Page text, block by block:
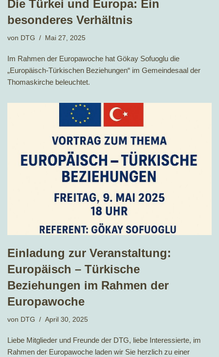
Die Türkei und Europa: Ein
besonderes Verhältnis
von DTG Mai 27, 2025
Im Rahmen der Europawoche hat Gökay Sofuoglu die
„Europäisch-Türkischen Beziehungen“ im Gemeindesaal der
Thomaskirche beleuchtet.
Einladung zur Veranstaltung:
Europäisch – Türkische
Beziehungen im Rahmen der
Europawoche
von DTG April 30, 2025
Liebe Mitglieder und Freunde der DTG, liebe Interessierte, im
Rahmen der Europawoche laden wir Sie herzlich zu einer